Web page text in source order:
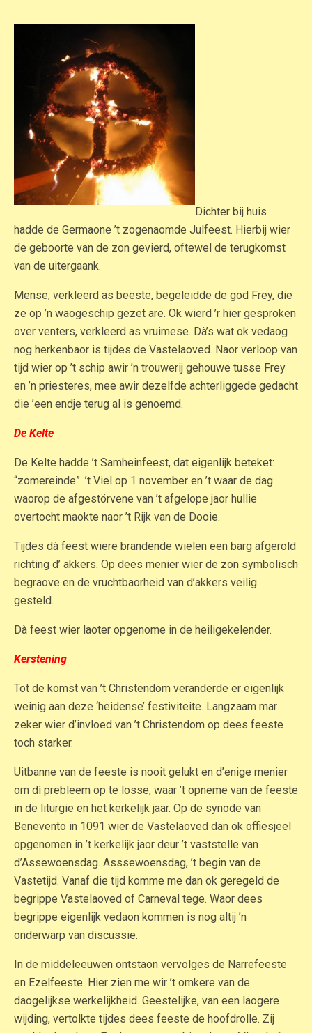
Dichter bij huis
hadde de Germaone ’t zogenaomde Julfeest. Hierbij wier
de geboorte van de zon gevierd, oftewel de terugkomst
van de uitergaank.
Mense, verkleerd as beeste, begeleidde de god Frey, die
ze op ’n waogeschip gezet are. Ok wierd ’r hier gesproken
over venters, verkleerd as vruimese. Dà’s wat ok vedaog
nog herkenbaor is tijdes de Vastelaoved. Naor verloop van
tijd wier op ’t schip awir ’n trouwerij gehouwe tusse Frey
en ’n priesteres, mee awir dezelfde achterliggede gedacht
die ’een endje terug al is genoemd.
De Kelte
De Kelte hadde ’t Samheinfeest, dat eigenlijk beteket:
“zomereinde”. ’t Viel op 1 november en ’t waar de dag
waorop de afgestörvene van ’t afgelope jaor hullie
overtocht maokte naor ’t Rijk van de Dooie.
Tijdes dà feest wiere brandende wielen een barg afgerold
richting d’ akkers. Op dees menier wier de zon symbolisch
begraove en de vruchtbaorheid van d’akkers veilig
gesteld.
Dà feest wier laoter opgenome in de heiligekelender.
Kerstening
Tot de komst van ’t Christendom veranderde er eigenlijk
weinig aan deze ‘heidense’ festiviteite. Langzaam mar
zeker wier d’invloed van ’t Christendom op dees feeste
toch starker.
Uitbanne van de feeste is nooit gelukt en d’enige menier
om dì prebleem op te losse, waar ’t opneme van de feeste
in de liturgie en het kerkelijk jaar. Op de synode van
Benevento in 1091 wier de Vastelaoved dan ok offiesjeel
opgenomen in ’t kerkelijk jaor deur ’t vaststelle van
d’Assewoensdag. Asssewoensdag, ’t begin van de
Vastetijd. Vanaf die tijd komme me dan ok geregeld de
begrippe Vastelaoved of Carneval tege. Waor dees
begrippe eigenlijk vedaon kommen is nog altij ’n
onderwarp van discussie.
In de middeleeuwen ontstaon vervolges de Narrefeeste
en Ezelfeeste. Hier zien me wir ’t omkere van de
daogelijkse werkelijkheid. Geestelijke, van een laogere
wijding, vertolkte tijdes dees feeste de hoofdrolle. Zij